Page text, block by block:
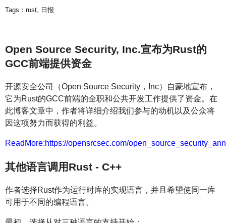
Tags：rust, 日报
Open Source Security, Inc.宣布为Rust的
GCC前端提供资金
开源安全公司（Open Source Security，Inc）自豪地宣布，
它为Rust的GCC前端的全职和公共开发工作提供了资金。在
此博客文章中，作者将详细介绍我们参与的动机以及公众将
因这项努力而获得的利益。
ReadMore:https://opensrcsec.com/
其他语言调用Rust - C++
作者选择Rust作为运行时库的实现语言，并且希望使同一库
可用于不同的编程语言。